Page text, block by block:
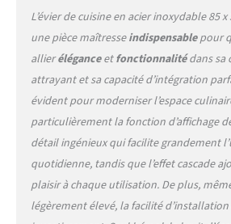
couvercle
également
des taches
restent sur
【Étagère
à double
lavabo de
seulement
une station
une planche
intégrée, un
un panier de
L’évier de cuisine en acier inoxydable 85
une pièce maîtresseindispensablepour
allieréléganceetfonctionnalitédans sa
attrayant et sa capacité d’intégration
évident pour moderniser l’espace
particulièrement la fonction d’affichage
détail ingénieux qui facilite grandement
quotidienne, tandis que l’effet cascade
plaisir à chaque utilisation. De plus,
légèrement élevé, la facilité